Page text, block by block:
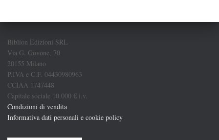
Biblion Edizioni SRL
Via G. Govone, 70
20155 Milano
P.IVA e C.F. 04430980963
CCIAA 1747448
Capitale sociale 10.000 € i.v.
Condizioni di vendita
Informativa dati personali e cookie policy